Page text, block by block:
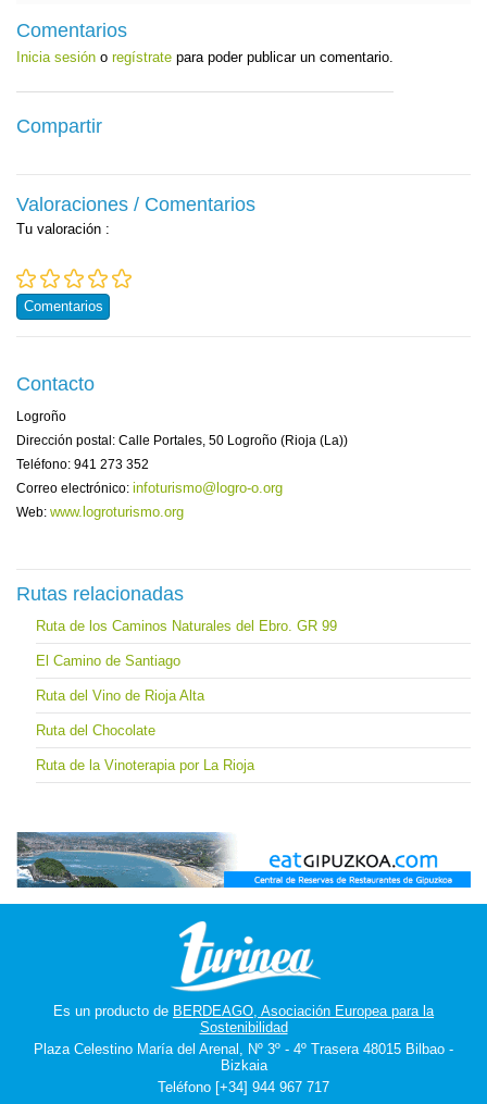
Comentarios
Inicia sesión o regístrate para poder publicar un comentario.
Compartir
Valoraciones / Comentarios
Tu valoración :
Comentarios
Contacto
Logroño
Dirección postal: Calle Portales, 50 Logroño (Rioja (La))
Teléfono: 941 273 352
Correo electrónico: infoturismo@logro-o.org
Web: www.logroturismo.org
Rutas relacionadas
Ruta de los Caminos Naturales del Ebro. GR 99
El Camino de Santiago
Ruta del Vino de Rioja Alta
Ruta del Chocolate
Ruta de la Vinoterapia por La Rioja
Es un producto de BERDEAGO, Asociación Europea para la
Sostenibilidad
Plaza Celestino María del Arenal, Nº 3º - 4º Trasera 48015 Bilbao -
Bizkaia
Teléfono [+34] 944 967 717